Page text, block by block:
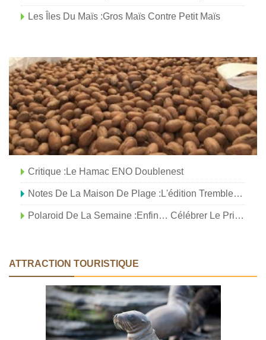
Les Îles Du Maïs :Gros Maïs Contre Petit Maïs
Critique :Le Hamac ENO Doublenest
Notes De La Maison De Plage :l'édition Tremblement De Terre
Polaroid De La Semaine :Enfin… Célébrer Le Printemps À La Plage
ATTRACTION TOURISTIQUE